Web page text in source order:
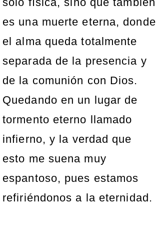
es una muerte eterna, donde
el alma queda totalmente
separada de la presencia y
de la comunión con Dios.
Quedando en un lugar de
tormento eterno llamado
infierno, y la verdad que
esto me suena muy
espantoso, pues estamos
refiriéndonos a la eternidad.